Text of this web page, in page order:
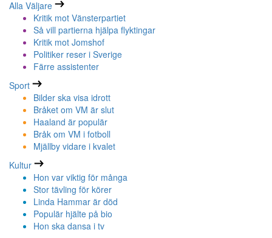
Alla Väljare
Kritik mot Vänsterpartiet
Så vill partierna hjälpa flyktingar
Kritik mot Jomshof
Politiker reser i Sverige
Färre assistenter
Sport
Bilder ska visa idrott
Bråket om VM är slut
Haaland är populär
Bråk om VM i fotboll
Mjällby vidare i kvalet
Kultur
Hon var viktig för många
Stor tävling för körer
Linda Hammar är död
Populär hjälte på bio
Hon ska dansa i tv